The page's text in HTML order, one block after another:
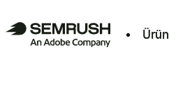
Ürün